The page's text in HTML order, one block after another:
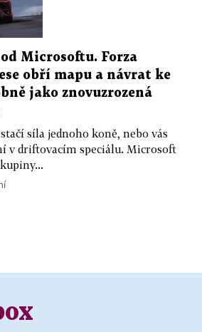
Microsoftu. Forza
obří mapu a návrat ke
jako znovuzrozená
síla jednoho koně, nebo vás
v driftovacím speciálu. Microsoft